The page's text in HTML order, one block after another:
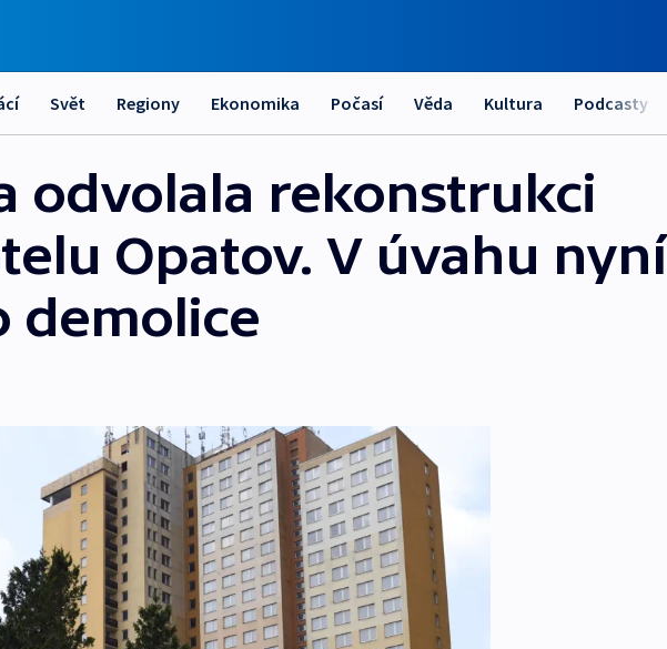
Svět Regiony Ekonomika Počasí Věda Kultura Podcasty
odvolala rekonstrukci
Opatov. V úvahu nyní
demolice